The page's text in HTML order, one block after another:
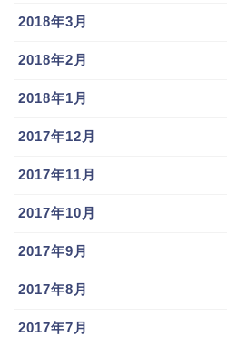
2018年3月
2018年2月
2018年1月
2017年12月
2017年11月
2017年10月
2017年9月
2017年8月
2017年7月